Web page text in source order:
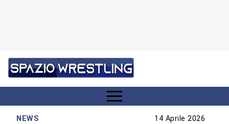
NEWS 14 Aprile 2026